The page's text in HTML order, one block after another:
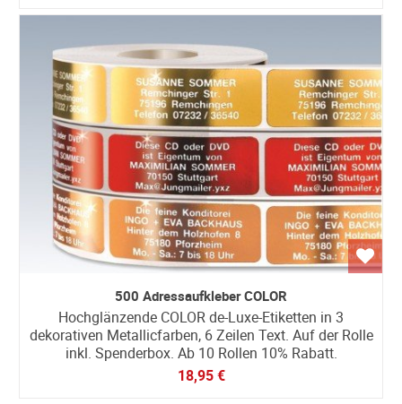
500 Adressaufkleber COLOR
Hochglänzende COLOR de-Luxe-Etiketten in 3
dekorativen Metallicfarben, 6 Zeilen Text. Auf der Rolle
inkl. Spenderbox. Ab 10 Rollen 10% Rabatt.
18,95 €